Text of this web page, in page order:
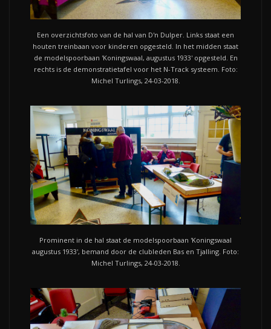
Een overzichtsfoto van de hal van D'n Dulper. Links staat een
houten treinbaan voor kinderen opgesteld. In het midden staat
de modelspoorbaan 'Koningswaal, augustus 1933' opgesteld. En
rechts is de demonstratietafel voor het N-Track systeem. Foto:
Michel Turlings, 24-03-2018.
Prominent in de hal staat de modelspoorbaan 'Koningswaal
augustus 1933', bemand door de clubleden Bas en Tjalling. Foto:
Michel Turlings, 24-03-2018.